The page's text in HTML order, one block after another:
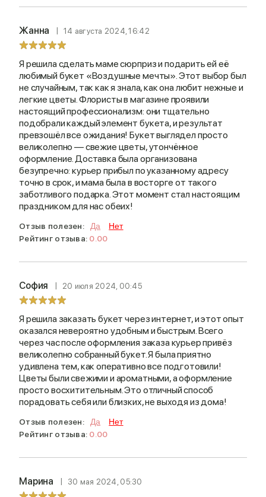
Жанна 14 августа 2024, 16:42
Я решила сделать маме сюрприз и подарить ей её
любимый букет «Воздушные мечты». Этот выбор был
не случайным, так как я знала, как она любит нежные и
легкие цветы. Флористы в магазине проявили
настоящий профессионализм: они тщательно
подобрали каждый элемент букета, и результат
превзошёл все ожидания! Букет выглядел просто
великолепно — свежие цветы, утончённое
оформление. Доставка была организована
безупречно: курьер прибыл по указанному адресу
точно в срок, и мама была в восторге от такого
заботливого подарка. Этот момент стал настоящим
праздником для нас обеих!
Отзыв полезен: Да
Нет
Рейтинг отзыва: 0.00
София 20 июля 2024, 00:45
Я решила заказать букет через интернет, и этот опыт
оказался невероятно удобным и быстрым. Всего
через час после оформления заказа курьер привёз
великолепно собранный букет. Я была приятно
удивлена тем, как оперативно все подготовили!
Цветы были свежими и ароматными, а оформление
просто восхитительным. Это отличный способ
порадовать себя или близких, не выходя из дома!
Отзыв полезен: Да
Нет
Рейтинг отзыва: 0.00
Марина 30 мая 2024, 05:30